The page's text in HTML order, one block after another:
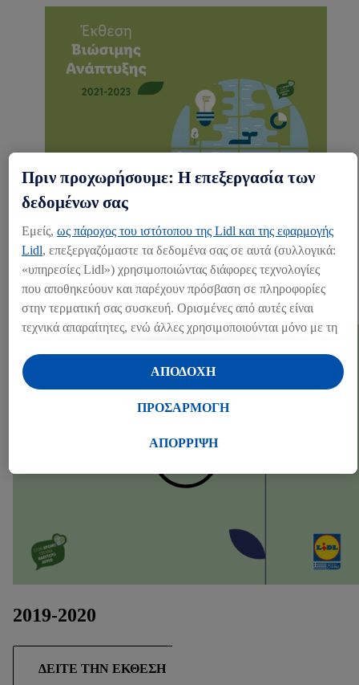
2021-2023
ΔΕΊΤΕ ΤΗΝ ΈΚΘΕΣΗ
2019-2020
ΔΕΊΤΕ ΤΗΝ ΈΚΘΕΣΗ
Πριν προχωρήσουμε: Η επεξεργασία των
δεδομένων σας
Εμείς, ως πάροχος του ιστότοπου της Lidl και της εφαρμογής
Lidl, επεξεργαζόμαστε τα δεδομένα σας σε αυτά (συλλογικά:
«υπηρεσίες Lidl») χρησιμοποιώντας διάφορες τεχνολογίες
που αποθηκεύουν και παρέχουν πρόσβαση σε πληροφορίες
στην τερματική σας συσκευή. Ορισμένες από αυτές είναι
τεχνικά απαραίτητες, ενώ άλλες χρησιμοποιούνται μόνο με τη
δημιουργία στατιστικών στοιχείων ή για εξατομικευμένη
διαφήμιση εντός και εκτός των υπηρεσιών Lidl. Εάν
συμμετέχετε στο πρόγραμμα Lidl Plus, δεδομένα που
επίσης σε επεξεργασία για τους σκοπούς αυτούς.
προσαρμόσετε τη συγκατάθεσή σας επιτρέποντας
επεξεργασία δεδομένων που λαμβάνει χώρα στο πλαίσιο της
κάθε τεχνολογίας.
κλικ στην επιλογή «Αποδοχή», συγκατατίθεστε στην
αποθήκευσης των δεδομένων και το δικαίωμά σας να
ΑΠΟΡΡΙΨΗ
ΠΡΟΣΑΡΜΟΓΗ
ΑΠΟΔΟΧΗ